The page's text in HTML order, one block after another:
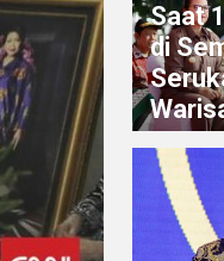
Saat
di